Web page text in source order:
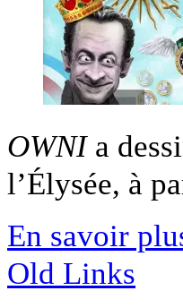
OWNIa
l’Élysée, à
En savoir
Old Links